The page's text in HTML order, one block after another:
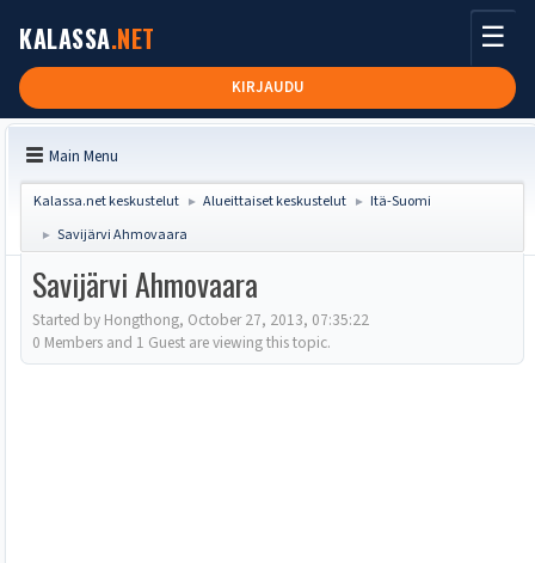
KALASSA.NET
KIRJAUDU
☰
Main Menu
Kalassa.net keskustelut ► Alueittaiset keskustelut ► Itä-Suomi
► Savijärvi Ahmovaara
Savijärvi Ahmovaara
Started by Hongthong, October 27, 2013, 07:35:22
0 Members and 1 Guest are viewing this topic.